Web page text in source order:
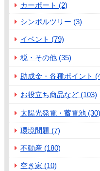
カーポート (2)
シンボルツリー (3)
イベント (79)
税・その他 (35)
助成金・各種ポイント
お役立ち商品など (103)
太陽光発電・蓄電池 (30)
環境問題 (7)
不動産 (180)
空き家 (10)